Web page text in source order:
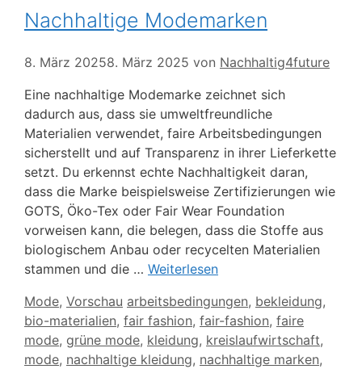
Nachhaltige Modemarken
8. März 20258. März 2025 von Nachhaltig4future
Eine nachhaltige Modemarke zeichnet sich
dadurch aus, dass sie umweltfreundliche
Materialien verwendet, faire Arbeitsbedingungen
sicherstellt und auf Transparenz in ihrer Lieferkette
setzt. Du erkennst echte Nachhaltigkeit daran,
dass die Marke beispielsweise Zertifizierungen wie
GOTS, Öko-Tex oder Fair Wear Foundation
vorweisen kann, die belegen, dass die Stoffe aus
biologischem Anbau oder recycelten Materialien
stammen und die … Weiterlesen
Kategorien
Mode, Vorschau Schlagwörter
arbeitsbedingungen, bekleidung,
bio-materialien, fair fashion, fair-fashion, faire
mode, grüne mode, kleidung, kreislaufwirtschaft,
mode, nachhaltige kleidung, nachhaltige marken,